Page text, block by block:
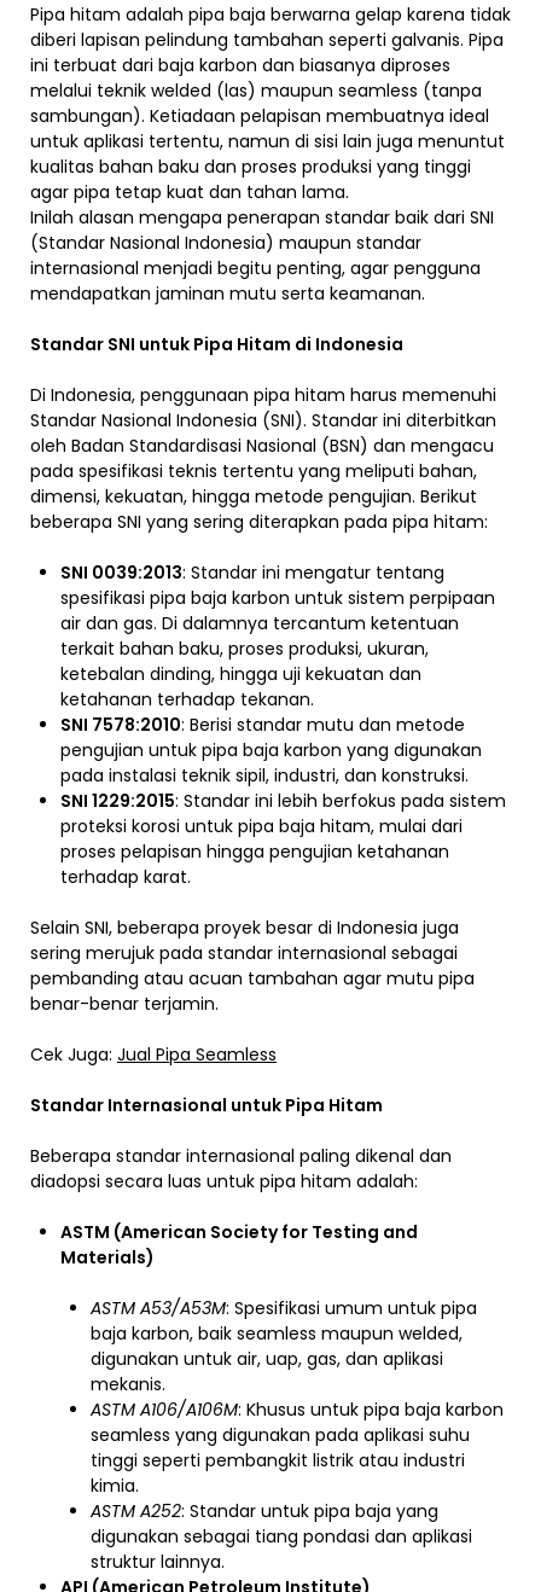
Pipa hitam adalah pipa baja berwarna gelap karena tidak
diberi lapisan pelindung tambahan seperti galvanis. Pipa
ini terbuat dari baja karbon dan biasanya diproses
melalui teknik welded (las) maupun seamless (tanpa
sambungan). Ketiadaan pelapisan membuatnya ideal
untuk aplikasi tertentu, namun di sisi lain juga menuntut
kualitas bahan baku dan proses produksi yang tinggi
agar pipa tetap kuat dan tahan lama.
Inilah alasan mengapa penerapan standar baik dari SNI
(Standar Nasional Indonesia) maupun standar
internasional menjadi begitu penting, agar pengguna
mendapatkan jaminan mutu serta keamanan.
Standar SNI untuk Pipa Hitam di Indonesia
Di Indonesia, penggunaan pipa hitam harus memenuhi
Standar Nasional Indonesia (SNI). Standar ini diterbitkan
oleh Badan Standardisasi Nasional (BSN) dan mengacu
pada spesifikasi teknis tertentu yang meliputi bahan,
dimensi, kekuatan, hingga metode pengujian. Berikut
beberapa SNI yang sering diterapkan pada pipa hitam:
SNI 0039:2013: Standar ini mengatur tentang
spesifikasi pipa baja karbon untuk sistem perpipaan
air dan gas. Di dalamnya tercantum ketentuan
terkait bahan baku, proses produksi, ukuran,
ketebalan dinding, hingga uji kekuatan dan
ketahanan terhadap tekanan.
SNI 7578:2010: Berisi standar mutu dan metode
pengujian untuk pipa baja karbon yang digunakan
pada instalasi teknik sipil, industri, dan konstruksi.
SNI 1229:2015: Standar ini lebih berfokus pada sistem
proteksi korosi untuk pipa baja hitam, mulai dari
proses pelapisan hingga pengujian ketahanan
terhadap karat.
Selain SNI, beberapa proyek besar di Indonesia juga
sering merujuk pada standar internasional sebagai
pembanding atau acuan tambahan agar mutu pipa
benar-benar terjamin.
Cek Juga: Jual Pipa Seamless
Standar Internasional untuk Pipa Hitam
Beberapa standar internasional paling dikenal dan
diadopsi secara luas untuk pipa hitam adalah:
ASTM (American Society for Testing and
Materials)
ASTM A53/A53M: Spesifikasi umum untuk pipa
baja karbon, baik seamless maupun welded,
digunakan untuk air, uap, gas, dan aplikasi
mekanis.
ASTM A106/A106M: Khusus untuk pipa baja karbon
seamless yang digunakan pada aplikasi suhu
tinggi seperti pembangkit listrik atau industri
kimia.
ASTM A252: Standar untuk pipa baja yang
digunakan sebagai tiang pondasi dan aplikasi
struktur lainnya.
API (American Petroleum Institute)